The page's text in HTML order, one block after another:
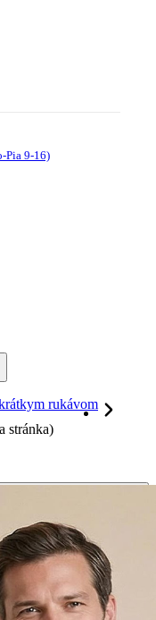
Pia 9-16)
rukávom
stránka)